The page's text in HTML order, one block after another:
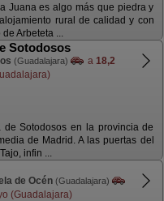
Juana es algo más que piedra y
rural de calidad y con
Arbeteta ...
Sotodosos
(Guadalajara) a 18,2
de Sotodosos en la provincia de
de Madrid. A las puertas del
infin ...
de Océn (Guadalajara)
(Guadalajara)